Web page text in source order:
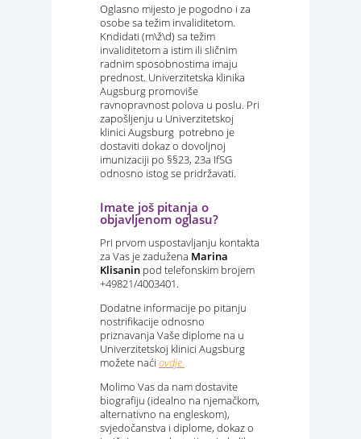
Oglasno mijesto je pogodno i za
osobe sa težim invaliditetom.
Kndidati (m\ž\d) sa težim
invaliditetom a istim ili sličnim
radnim sposobnostima imaju
prednost. Univerzitetska klinika
Augsburg promoviše
ravnopravnost polova u poslu. Pri
zapošljenju u Univerzitetskoj
klinici Augsburg potrebno je
dostaviti dokaz o dovoljnoj
imunizaciji po §§23, 23a IfSG
odnosno istog se pridržavati.
Imate još pitanja o
objavljenom oglasu?
Pri prvom uspostavljanju kontakta
za Vas je zadužena Marina
Klisanin pod telefonskim brojem
+49821/4003401.
Dodatne informacije po pitanju
nostrifikacije odnosno
priznavanja Vaše diplome na u
Univerzitetskoj klinici Augsburg
možete naći ovdje.
Molimo Vas da nam dostavite
biografiju (idealno na njemačkom,
alternativno na engleskom),
svjedočanstva i diplome, dokaz o